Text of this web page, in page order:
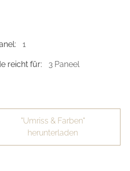
1
reicht für: 3 Paneel
"Umriss & Farben"
herunterladen